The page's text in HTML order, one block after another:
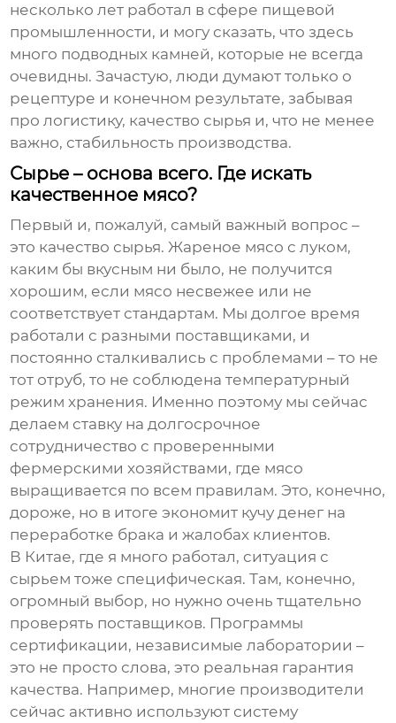
несколько лет работал в сфере пищевой
промышленности, и могу сказать, что здесь
много подводных камней, которые не всегда
очевидны. Зачастую, люди думают только о
рецептуре и конечном результате, забывая
про логистику, качество сырья и, что не менее
важно, стабильность производства.
Сырье – основа всего. Где искать
качественное мясо?
Первый и, пожалуй, самый важный вопрос –
это качество сырья.Жареное мясо с луком,
каким бы вкусным ни было, не получится
хорошим, если мясо несвежее или не
соответствует стандартам. Мы долгое время
работали с разными поставщиками, и
постоянно сталкивались с проблемами – то не
тот отруб, то не соблюдена температурный
режим хранения. Именно поэтому мы сейчас
делаем ставку на долгосрочное
сотрудничество с проверенными
фермерскими хозяйствами, где мясо
выращивается по всем правилам. Это, конечно,
дороже, но в итоге экономит кучу денег на
переработке брака и жалобах клиентов.
В Китае, где я много работал, ситуация с
сырьем тоже специфическая. Там, конечно,
огромный выбор, но нужно очень тщательно
проверять поставщиков. Программы
сертификации, независимые лаборатории –
это не просто слова, это реальная гарантия
качества. Например, многие производители
сейчас активно используют систему